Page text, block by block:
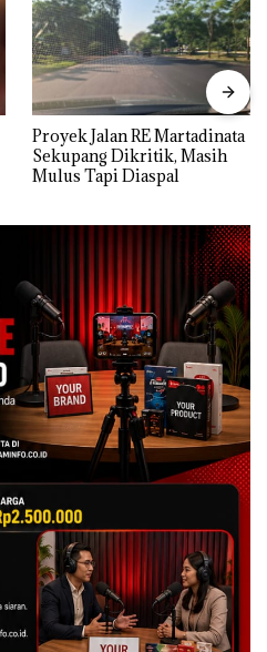
Proyek Jalan RE Martadinata
Sekupang Dikritik, Masih
Mulus Tapi Diaspal